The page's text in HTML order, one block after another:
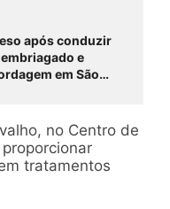
após conduzir
e
em São
no Centro de
tratamentos